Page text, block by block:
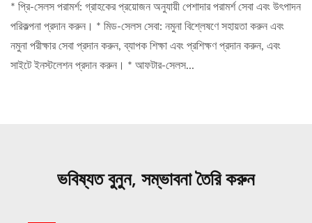
* প্রি-সেলস পরামর্শ: গ্রাহকের প্রয়োজন অনুযায়ী পেশাদার পরামর্শ সেবা এবং উৎপাদন
পরিকল্পনা প্রদান করুন। * মিড-সেলস সেবা: নমুনা বিশ্লেষণে সহায়তা করুন এবং
নমুনা পরীক্ষার সেবা প্রদান করুন, ব্যাপক শিক্ষা এবং প্রশিক্ষণ প্রদান করুন, এবং
সাইটে ইনস্টলেশন প্রদান করুন। * আফটার-সেলস...
ভবিষ্যত বুনুন, সম্ভাবনা তৈরি করুন